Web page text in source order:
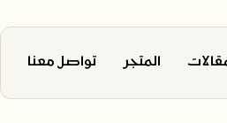
المتجر تواصل معنا